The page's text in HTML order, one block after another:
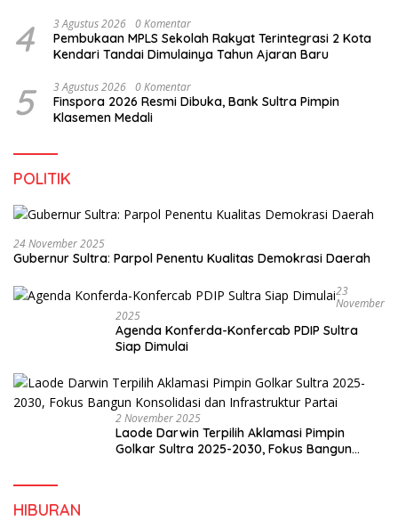
4 3 Agustus 2026 0 Komentar
Pembukaan MPLS Sekolah Rakyat Terintegrasi 2 Kota
Kendari Tandai Dimulainya Tahun Ajaran Baru
5 3 Agustus 2026 0 Komentar
Finspora 2026 Resmi Dibuka, Bank Sultra Pimpin
Klasemen Medali
POLITIK
24 November 2025
Gubernur Sultra: Parpol Penentu Kualitas Demokrasi Daerah
23
November
2025
Agenda Konferda-Konfercab PDIP Sultra
Siap Dimulai
2 November 2025
Laode Darwin Terpilih Aklamasi Pimpin
Golkar Sultra 2025-2030, Fokus Bangun
HIBURAN